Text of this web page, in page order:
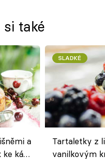
si také
a
kávě
SLADKÉ
Tartaletky z
vanilkovým